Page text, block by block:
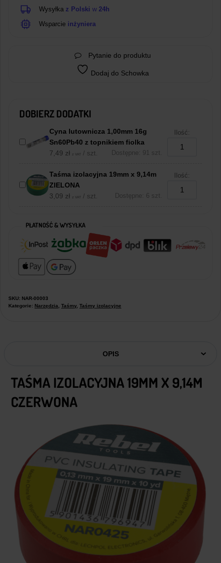
Wysyłka z Polski w 24h
Wsparcie inżyniera
Pytanie do produktu
Dodaj do Schowka
DOBIERZ DODATKI
Cyna lutownicza 1,00mm 16g
Sn60Pb40 z topnikiem fiolka
7,49 zł z VAT / szt. Dostępne: 91 szt.
Ilość:
Taśma izolacyjna 19mm x 9,14m
ZIELONA
3,09 zł z VAT / szt. Dostępne: 6 szt.
Ilość:
PŁATNOŚĆ & WYSYŁKA
SKU: NAR-00003
Kategorie: Narzędzia Taśmy Taśmy izolacyjne
OPIS
TAŚMA IZOLACYJNA 19MM X 9,14M
CZERWONA